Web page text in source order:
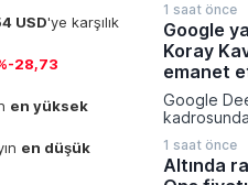
USD'ye karşılık
28,73
en yüksek
en düşük
normal
belirlendi.
fabrikalara,
23 farklı
bedelleri
1 saat önce
Google
Koray
emanet
Google
insanı
kıdemli
1 saat önce
Altında